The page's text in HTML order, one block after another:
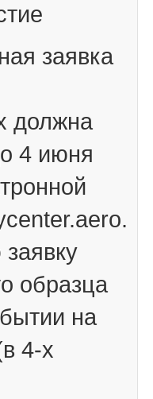
заявка
должна
4 июня
образца
на
4-х